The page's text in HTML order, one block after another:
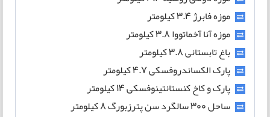
موزه فابرژ 3.4 کیلومتر
موزه آنا آخماتووا 3.8 کیلومتر
باغ تابستانی 3.8 کیلومتر
پارک الکساندروفسکی 4.7 کیلومتر
پارک و کاخ کنستانتینوفسکی 14 کیلومتر
ساحل 300 سالگرد سن پترزبورگ 8 کیلومتر